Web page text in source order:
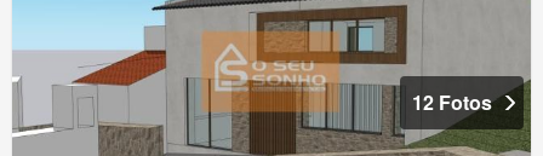
12 Fotos